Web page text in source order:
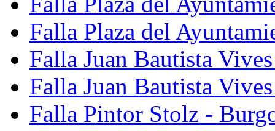
Falla Plaza del
Falla Juan Bautista
Falla Juan Bautista
Falla Pintor Stolz -